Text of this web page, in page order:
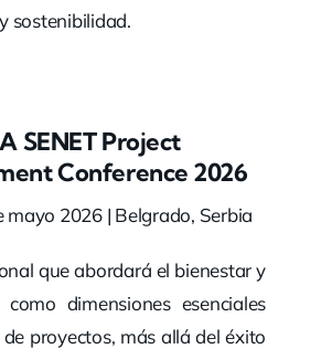
sostenibilidad.
SENET Project
Conference 2026
mayo 2026 | Belgrado, Serbia
que abordará el bienestar y
dimensiones esenciales
proyectos, más allá del éxito